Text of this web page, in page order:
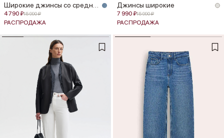
4 790 ₽15 990 ₽
РАСПРОДАЖА
Джинсы широкие
7 990 ₽15 990 ₽
РАСПРОДАЖА